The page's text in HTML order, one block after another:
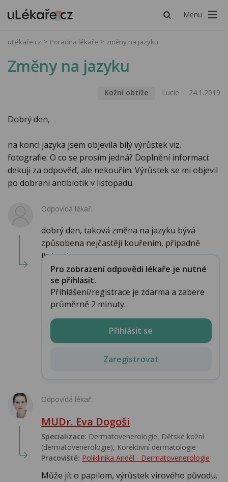
Menu
uLékaře.cz Poradna lékaře změny na jazyku
Změny na jazyku
Kožní obtíže Lucie 24.1.2019
Dobrý den,
na konci jazyka jsem objevila bílý výrůstek viz.
fotografie. O co se prosím jedná? Doplnění informací:
dekuji za odpověď, ale nekouřím. Výrůstek se mi objevil
po dobrani antibiotik v listopadu.
Odpovídá lékař:
dobrý den, taková změna na jazyku bývá
způsobena nejčastěji kouřením, případně
jiným d...
Pro zobrazení odpovědi lékaře je nutné
se přihlásit.
Přihlášení/registrace je zdarma a zabere
průměrně 2 minuty.
Přihlásit se
Zaregistrovat
Odpovídá lékař:
MUDr. Eva Dogoši
Specializace: Dermatovenerologie, Dětské kožní
(dermatovenerologie), Korektivní dermatologie
Pracoviště: Poliklinika Anděl - Dermatovenerologie
Může jít o papilom, výrůstek virového původu.